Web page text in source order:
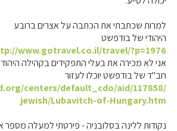
למרות שכתבתי את הכתבה על אצרים ברובע
היהודי של בודפשט
www.gotravel.co.il/travel/?p=1976
אני לא מכירה את בעלי התפקידים בקהילה
חב"ד של בודפשט יוכלו לעזור
centers/default_cdo/aid/117858/
jewish/Lubavitch-of-Hungary.htm
נקודות ללינה בסלובניה - פירטתי למעלה מספר